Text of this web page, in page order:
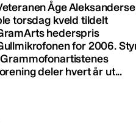
Åge
torsdag kveld tildelt
hederspris
for 2006.
deler hvert år ut...